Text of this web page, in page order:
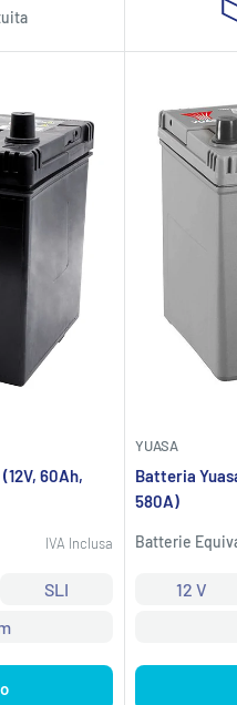
60Ah,
IVA Inclusa
SLI
YUASA
Batteria
580A)
Batterie
12 V